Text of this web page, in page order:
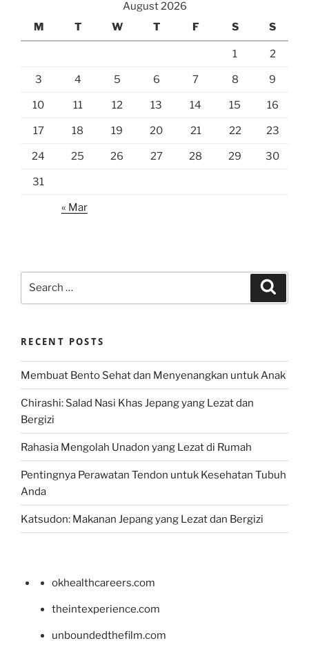
August 2026
M
T W T F S S
1 2
3 4 5 6 7 8 9
10 11 12 13 14 15 16
17 18 19 20 21 22 23
24 25 26 27 28 29 30
31
« Mar
RECENT POSTS
Membuat Bento Sehat dan Menyenangkan untuk Anak
Chirashi: Salad Nasi Khas Jepang yang Lezat dan
Bergizi
Rahasia Mengolah Unadon yang Lezat di Rumah
Pentingnya Perawatan Tendon untuk Kesehatan Tubuh
Anda
Katsudon: Makanan Jepang yang Lezat dan Bergizi
okhealthcareers.com
theintexperience.com
unboundedthefilm.com